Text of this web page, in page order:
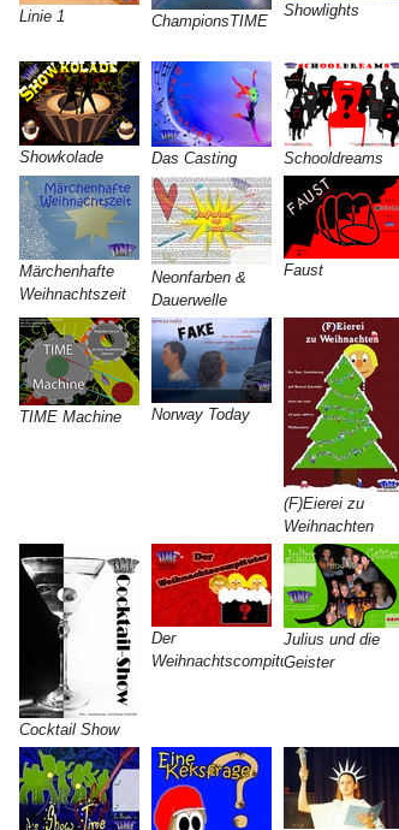
Linie 1 ChampionsTIME
Showlights
Showkolade Das Casting Schooldreams
Märchenhafte
Weihnachtszeit
Neonfarben &
Dauerwelle
Faust
TIME Machine Norway Today
(F)Eierei zu
Weihnachten
Cocktail Show
Der
Weihnachtscompituter
Julius und die
Geister